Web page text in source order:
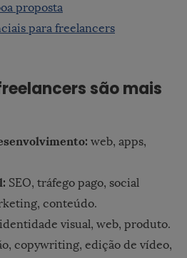
proposta
para freelancers
são mais
web, apps,
SEO, tráfego pago, social
conteúdo.
identidade visual, web, produto.
copywriting, edição de vídeo,